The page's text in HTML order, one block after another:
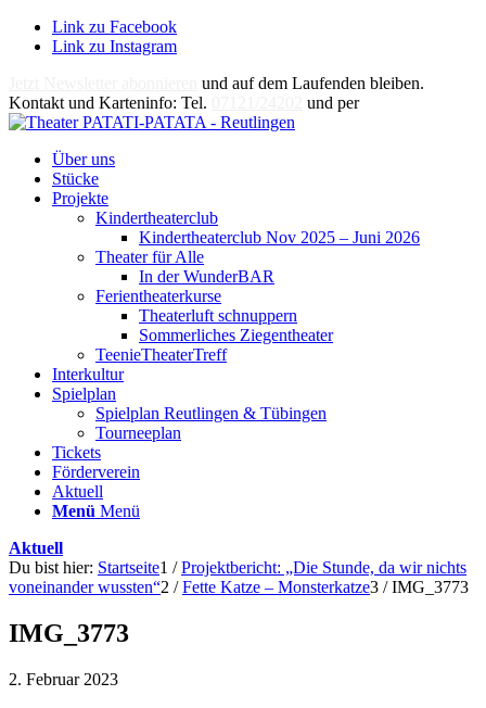
Link zu Facebook
Link zu Instagram
und auf dem Laufenden bleiben.
Kontakt und Karteninfo: Tel.
und per
Über uns
Stücke
Projekte
Kindertheaterclub
Kindertheaterclub Nov 2025 – Juni 2026
Theater für Alle
In der WunderBAR
Ferientheaterkurse
Theaterluft schnuppern
Sommerliches Ziegentheater
TeenieTheaterTreff
Interkultur
Spielplan
Spielplan Reutlingen & Tübingen
Tourneeplan
Tickets
Förderverein
Aktuell
Menü Menü
Aktuell
Du bist hier: Startseite1 / Projektbericht: „Die Stunde, da wir nichts
voneinander wussten“2 / Fette Katze – Monsterkatze3 / IMG_3773
IMG_3773
2. Februar 2023